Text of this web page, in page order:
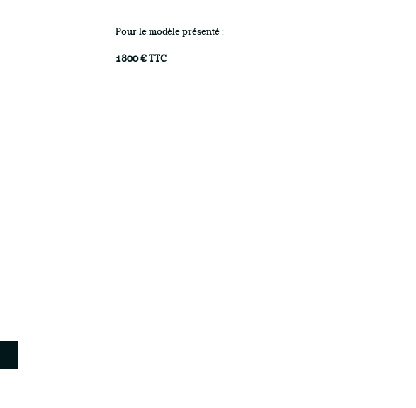
Pour le modèle présenté :
1800 € TTC